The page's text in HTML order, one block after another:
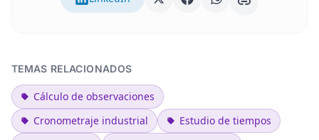
TEMAS RELACIONADOS
Cálculo de observaciones
Cronometraje industrial
Estudio de tiempos